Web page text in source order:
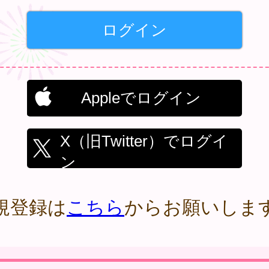
Appleでログイン
X（旧Twitter）でログイ
ン
登録はこちらからお願いしま